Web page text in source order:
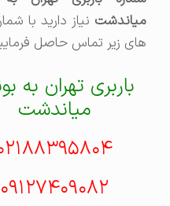
میاندشتنیاز دارید با شماره
های زیر تماس حاصل فرمایید.
باربری تهران به
میاندشت
۰۲۱۸۸۳۹۵۸۰۴
۰۹۱۲۷۴۰۹۰۸۲